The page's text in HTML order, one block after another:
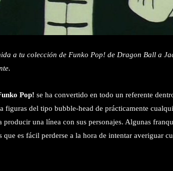
a tu colección de Funko Pop! de Dragon Ball a
Pop! se ha convertido en todo un referente
figuras del tipo bubble-head de prácticamente
producir una línea con sus personajes. Algunas
que es fácil perderse a la hora de intentar averiguar